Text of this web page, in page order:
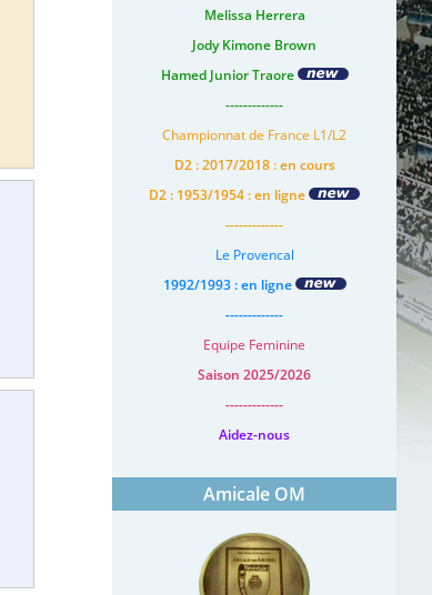
Melissa Herrera
Jody Kimone Brown
Hamed Junior Traore
-------------
Championnat de France L1/L2
D2 : 2017/2018 : en cours
D2 : 1953/1954 : en ligne
-------------
Le Provencal
1992/1993 : en ligne
-------------
Equipe Feminine
Saison 2025/2026
-------------
Aidez-nous
Amicale OM